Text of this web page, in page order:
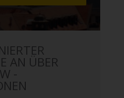
AN ÜBER
-